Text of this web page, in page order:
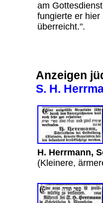
am
fungierte er hier
überreicht.".
Anzeigen
S. H.
H. Herrmann,
(Kleinere,